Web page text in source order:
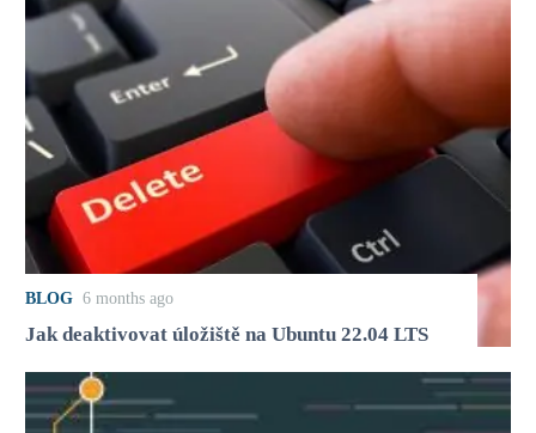
BLOG 6 months ago
Jak deaktivovat úložiště na Ubuntu 22.04 LTS